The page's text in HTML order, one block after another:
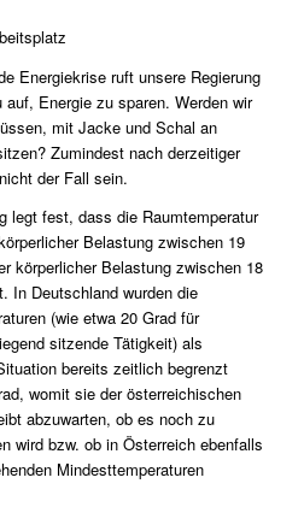
Energiekrise ruft unsere Regierung
Energie zu sparen. Werden wir
mit Jacke und Schal an
Zumindest nach derzeitiger
der Fall sein.
legt fest, dass die Raumtemperatur
Belastung zwischen 19
körperlicher Belastung zwischen 18
In Deutschland wurden die
(wie etwa 20 Grad für
sitzende Tätigkeit) als
bereits zeitlich begrenzt
womit sie der österreichischen
abzuwarten, ob es noch zu
wird bzw. ob in Österreich ebenfalls
Mindesttemperaturen